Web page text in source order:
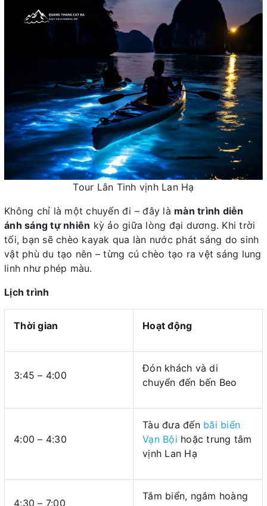
Tour Lân Tinh vịnh Lan Hạ
Không chỉ là một chuyến đi – đây là màn trình diễn
ánh sáng tự nhiên kỳ ảo giữa lòng đại dương. Khi trời
tối, bạn sẽ chèo kayak qua làn nước phát sáng do sinh
vật phù du tạo nên – từng cú chèo tạo ra vệt sáng lung
linh như phép màu.
Lịch trình
Thời gian Hoạt động
3:45 – 4:00
Đón khách và di
chuyển đến bến Beo
4:00 – 4:30
Tàu đưa đến bãi biển
Vạn Bội hoặc trung tâm
vịnh Lan Hạ
4:30 – 7:00
Tắm biển, ngắm hoàng